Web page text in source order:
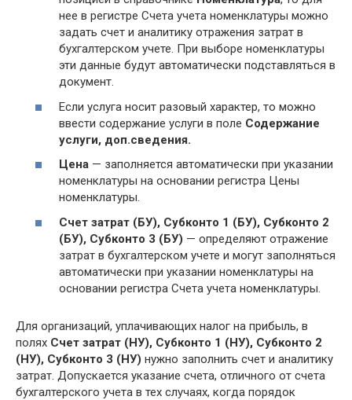
нее в регистре Счета учета номенклатуры можно
задать счет и аналитику отражения затрат в
бухгалтерском учете. При выборе номенклатуры
эти данные будут автоматически подставляться в
документ.
Если услуга носит разовый характер, то можно
ввести содержание услуги в поле Содержание
услуги, доп.сведения.
Цена — заполняется автоматически при указании
номенклатуры на основании регистра Цены
номенклатуры.
Счет затрат (БУ), Субконто 1 (БУ), Субконто 2
(БУ), Субконто 3 (БУ) — определяют отражение
затрат в бухгалтерском учете и могут заполняться
автоматически при указании номенклатуры на
основании регистра Счета учета номенклатуры.
Для организаций, уплачивающих налог на прибыль, в
полях Счет затрат (НУ), Субконто 1 (НУ), Субконто 2
(НУ), Субконто 3 (НУ) нужно заполнить счет и аналитику
затрат. Допускается указание счета, отличного от счета
бухгалтерского учета в тех случаях, когда порядок